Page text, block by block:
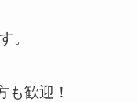
。
も歓迎！